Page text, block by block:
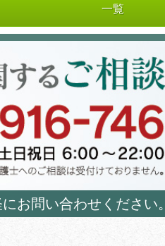
一覧
お問い合わせください。